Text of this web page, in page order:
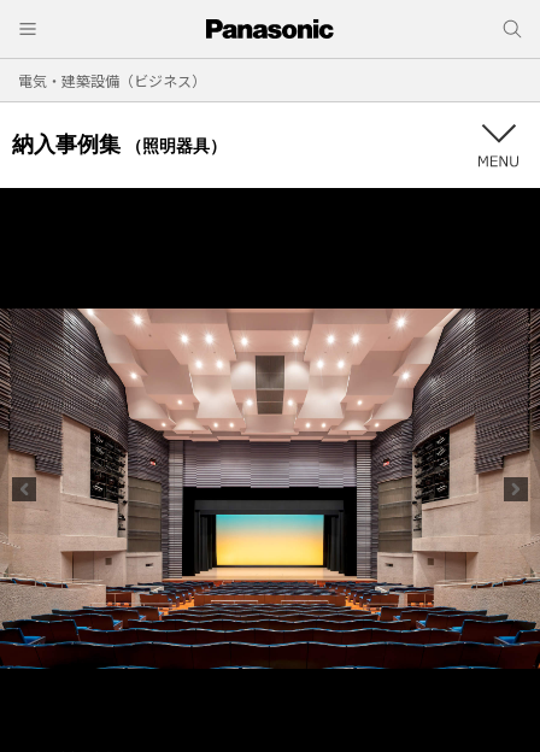
電気・建築設備（ビジネス）
納入事例集 （照明器具）